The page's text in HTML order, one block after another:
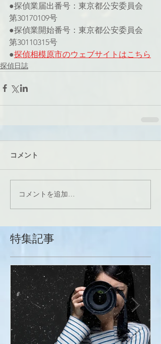
●探偵業届出番号：東京都公安委員会
第30170109号
●探偵業開始番号：東京都公安委員会
第30110315号
●探偵相模原市のウェブサイトはこちら
探偵日誌
コメント
コメントを追加…
特集記事